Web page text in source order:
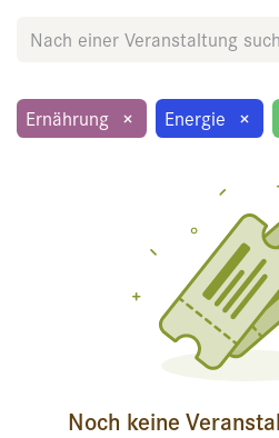
Ernährung × Energie ×
Noch keine